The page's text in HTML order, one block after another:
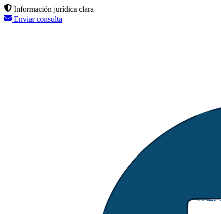
Información jurídica clara
Enviar consulta